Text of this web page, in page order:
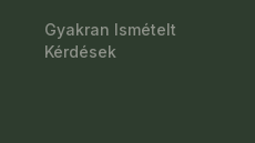
Gyakran Ismételt
Kérdések